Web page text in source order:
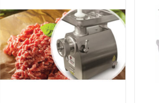
Πρόσθήκη
στην λίστα
επιθυμιών